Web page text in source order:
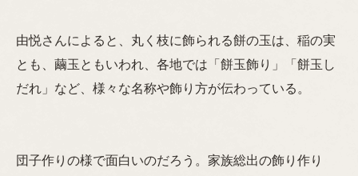
由悦さんによると、丸く枝に飾られる餅の玉は、稲の実
とも、繭玉ともいわれ、各地では「餅玉飾り」「餅玉し
だれ」など、様々な名称や飾り方が伝わっている。
団子作りの様で面白いのだろう。家族総出の飾り作り